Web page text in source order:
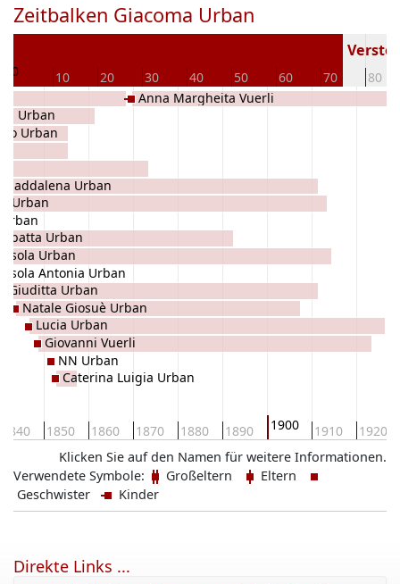
Zeitbalken Giacoma Urban
0 10 20 30 40 50 60 70 80
1840 1850 1860 1870 1880 1890 1900 1910 1920
Urban
Urban
Urban
Urban
Urban
Urban
Antonia Urban
Giuditta Urban
Natale Giosuè Urban
Lucia Urban
Giovanni Vuerli
NN Urban
Caterina Luigia Urban
Anna Margheita Vuerli
Klicken Sie auf den Namen für weitere Informationen.
Verwendete Symbole:
Großeltern
Eltern
Geschwister
Kinder
Direkte Links ...